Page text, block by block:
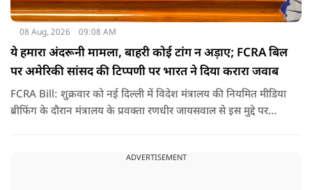
08 Aug, 2026 09:08 AM
ये हमारा अंदरूनी मामला, बाहरी कोई टांग न अड़ाए; FCRA बिल
पर अमेरिकी सांसद की टिप्पणी पर भारत ने दिया करारा जवाब
FCRA Bill: शुक्रवार को नई दिल्ली में विदेश मंत्रालय की नियमित मीडिया
ब्रीफिंग के दौरान मंत्रालय के प्रवक्ता रणधीर जायसवाल से इस मुद्दे पर
ADVERTISEMENT